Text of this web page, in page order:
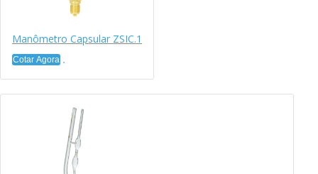
Manômetro Capsular ZSIC.1
Cotar Agora